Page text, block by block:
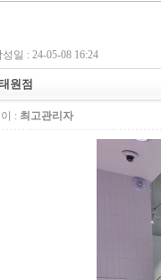
성일 : 24-05-08 16:24
원점
: 최고관리자